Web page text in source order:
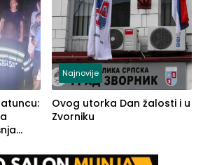
Najnovije
Ovog utorka Dan žalosti i u
Zvorniku